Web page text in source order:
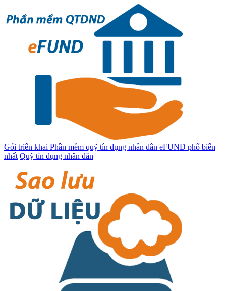
Gói triển khai Phần mềm quỹ tín dụng nhân dân eFUND phổ biến
nhất Quỹ tín dụng nhân dân